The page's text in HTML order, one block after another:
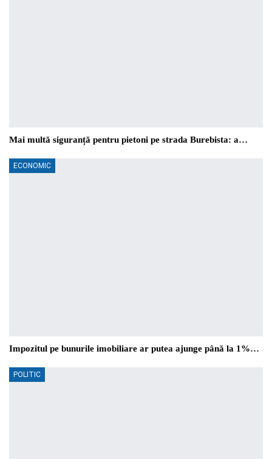
Mai multă siguranță pentru pietoni pe strada Burebista: a…
ECONOMIC
Impozitul pe bunurile imobiliare ar putea ajunge până la 1%…
POLITIC